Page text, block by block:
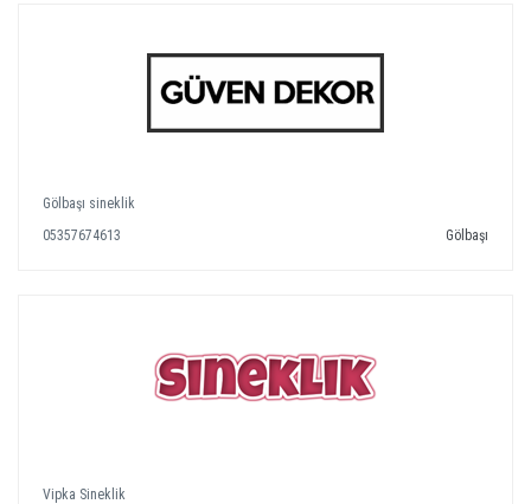
Gölbaşı sineklik
05357674613
Gölbaşı
Vipka Sineklik